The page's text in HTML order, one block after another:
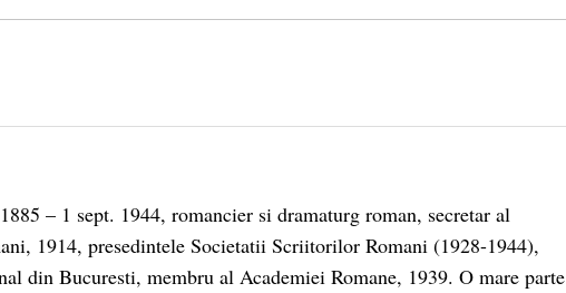
– 1 sept. 1944, romancier si dramaturg roman, secretar al
1914, presedintele Societatii Scriitorilor Romani (1928-1944),
din Bucuresti, membru al Academiei Romane, 1939. O mare parte